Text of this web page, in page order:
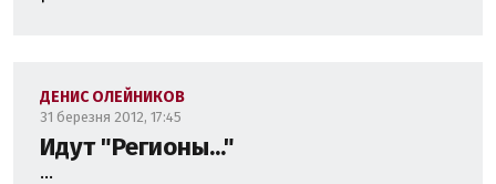
ДЕНИС ОЛЕЙНИКОВ
31 березня 2012, 17:45
Идут "Регионы..."
...